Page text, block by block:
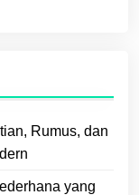
Rumus, dan
yang